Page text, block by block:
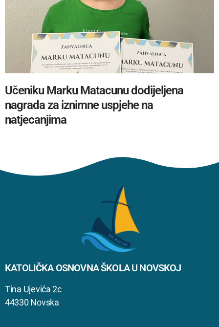
Učeniku Marku Matacunu dodijeljena
nagrada za iznimne uspjehe na
natjecanjima
KATOLIČKA OSNOVNA ŠKOLA U NOVSKOJ
Tina Ujevića 2c
44330 Novska